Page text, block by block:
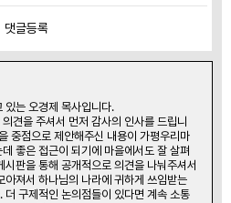
댓글등록
있는 오경제 목사입니다.
견을 주셔서 먼저 감사의 인사를 드립니
중점으로 제안해주신 내용이 가평우리마
좋은 접근이 되기에 마을에서도 잘 살펴
판을 통해 공개적으로 의견을 나눠주셔서
져서 하나님의 나라에 귀하게 쓰임받는
구제적인 논의점들이 있다면 계속 소통